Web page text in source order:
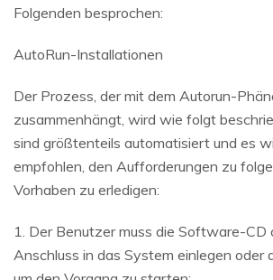
Folgenden besprochen:
AutoRun-Installationen
Der Prozess, der mit dem Autorun-
zusammenhängt, wird wie folgt
sind größtenteils automatisiert und es
empfohlen, den Aufforderungen zu
Vorhaben zu erledigen:
1. Der Benutzer muss die Software-CD
Anschluss in das System einlegen oder